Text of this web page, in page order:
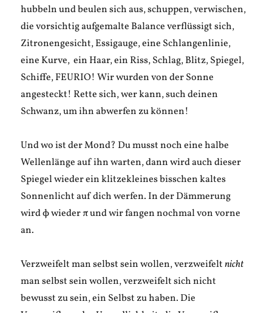
hubbeln und beulen sich aus, schuppen, verwischen,
die vorsichtig aufgemalte Balance verflüssigt sich,
Zitronengesicht, Essigauge, eine Schlangenlinie,
eine Kurve, ein Haar, ein Riss, Schlag, Blitz, Spiegel,
Schiffe, FEURIO! Wir wurden von der Sonne
angesteckt! Rette sich, wer kann, such deinen
Schwanz, um ihn abwerfen zu können!
Und wo ist der Mond? Du musst noch eine halbe
Wellenlänge auf ihn warten, dann wird auch dieser
Spiegel wieder ein klitzekleines bisschen kaltes
Sonnenlicht auf dich werfen. In der Dämmerung
wird ϕ wieder π und wir fangen nochmal von vorne
an.
Verzweifelt man selbst sein wollen, verzweifeltnicht
man selbst sein wollen, verzweifelt sich nicht
bewusst zu sein, ein Selbst zu haben. Die